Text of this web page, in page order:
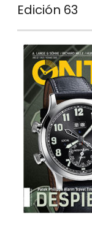
Edición 63